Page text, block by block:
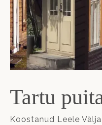
Tartu
Koostanud Leele Välja